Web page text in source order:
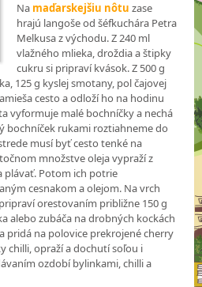
Na maďarskejšiu nôtu zase
hrajú langoše od šéfkuchára Petra
Melkusa z východu. Z 240 ml
vlažného mlieka, droždia a štipky
cukru si pripraví kvások. Z 500 g
125 g kyslej smotany, pol čajovej
cesto a odloží ho na hodinu
vyformuje malé bochníčky a nechá
bochníček rukami roztiahneme do
musí byť cesto tenké na
množstve oleja vypraží z
plávať. Potom ich potrie
cesnakom a olejom. Na vrch
orestovaním približne 150 g
alebo zubáča na drobných kockách
pridá na polovice prekrojené cherry
chilli, opraží a dochutí soľou i
ozdobí bylinkami, chilli a